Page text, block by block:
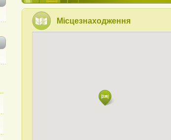
Місцезнаходження